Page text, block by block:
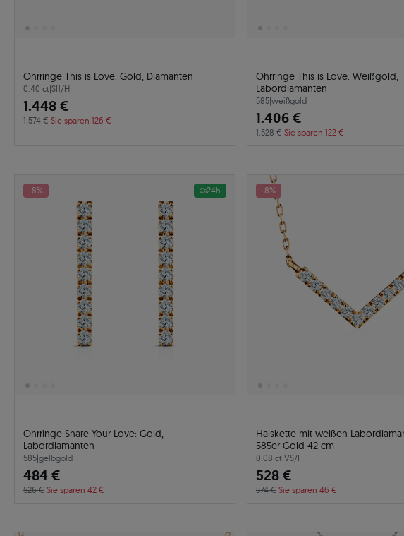
Ohrringe This is Love: Gold, Diamanten
0.40 ct|SI1/H
1.448 €
1.574 € Sie sparen 126 €
Ohrringe This is Love: Weißgold,
Labordiamanten
585|weißgold
1.406 €
1.528 € Sie sparen 122 €
-8% 24h
Ohrringe Share Your Love: Gold,
Labordiamanten
585|gelbgold
484 €
526 € Sie sparen 42 €
-8%
Halskette mit weißen
585er Gold 42 cm
0.08 ct|VS/F
528 €
574 € Sie sparen 46 €